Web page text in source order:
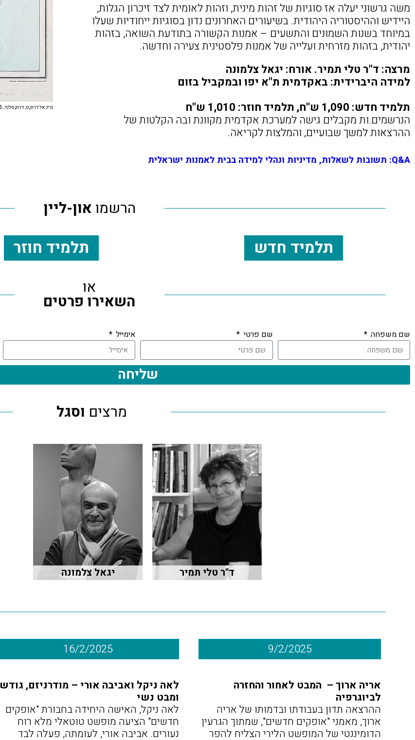
משה גרשוני יעלה אז סוגיות של זהות מינית, וזהות לאומית לצד זיכרון הגלות,
היידיש וההיסטוריה היהודית. בשיעורים האחרונים נדון בסוגיות ייחודיות שעלו
במיוחד בשנות השמונים והתשעים – אמנות הקשורה בתודעת השואה, בזהות
יהודית, בזהות מזרחית ועלייה של אמנות פלסטינית צעירה וחדשה.
מרצה: ד"ר טלי תמיר. אורח: יגאל צלמונה
למידה היברידית: באקדמית ת"א יפו ובמקביל בזום
תלמיד חדש: 1,090 ש"ח, תלמיד חוזר: 1,010 ש"ח
הנרשמים.ות מקבלים גישה למערכת אקדמית מקוונת ובה הקלטות של
ההרצאות למשך שבועיים, והמלצות לקריאה.
Q&A: תשובות לשאלות, מדיניות ונהלי למידה בבית לאמנות ישראלית
מיכאל דרוקס, דרוקסלנד, 1975
הרשמו און-ליין
תלמיד חדש תלמיד חוזר
או
השאירו פרטים
שם משפחה שם פרטי אימייל
שליחה
מרצים וסגל
ד"ר טלי תמיר יגאל צלמונה
9/2/2025
אריה ארוך – המבט לאחור והחזרה
לביוגרפיה
ההרצאה תדון בעבודתו ובדמותו של אריה
ארוך, מאמני "אופקים חדשים", שמתוך הגרעין
הדומיננטי של המופשט הלירי הצליח להפר
16/2/2025
לאה ניקל ואביבה אורי – מודרניזם, גודש
ומבט נשי
לאה ניקל, האישה היחידה בחבורת "אופקים
חדשים" הציעה מופשט טוטאלי מלא רוח
נעורים. אביבה אורי, לעומתה, פעלה לבד